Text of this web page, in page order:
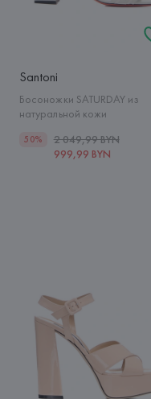
Santoni
Босоножки SATURDAY из
натуральной кожи
50%
2 049,99 BYN
999,99 BYN